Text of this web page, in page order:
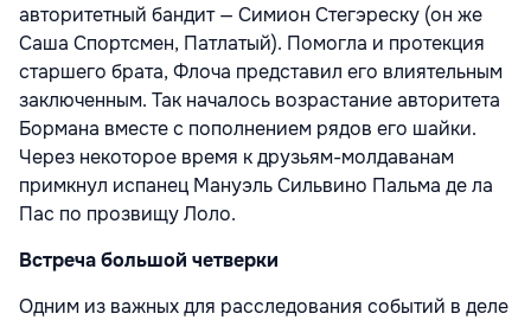
авторитетный бандит — Симион Стегэреску (он же
Саша Спортсмен, Патлатый). Помогла и протекция
старшего брата, Флоча представил его влиятельным
заключенным. Так началось возрастание авторитета
Бормана вместе с пополнением рядов его шайки.
Через некоторое время к друзьям-молдаванам
примкнул испанец Мануэль Сильвино Пальма де ла
Пас по прозвищу Лоло.
Встреча большой четверки
Одним из важных для расследования событий в деле